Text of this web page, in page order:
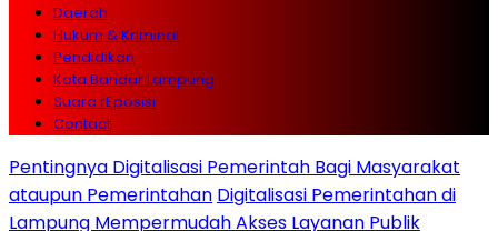
Daerah
Hukum & Kriminal
Pendidikan
Kota Bandar Lampung
Suara rEposisi
Contact
Pentingnya Digitalisasi Pemerintah Bagi Masyarakat
ataupun Pemerintahan Digitalisasi Pemerintahan di
Lampung Mempermudah Akses Layanan Publik